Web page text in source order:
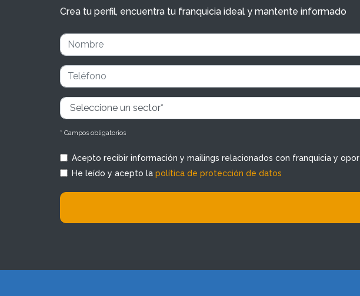
Crea tu perfil, encuentra tu franquicia ideal y mantente informado
* Campos obligatorios
Acepto recibir información y mailings relacionados con franquicia y
He leído y acepto la política de protección de datos